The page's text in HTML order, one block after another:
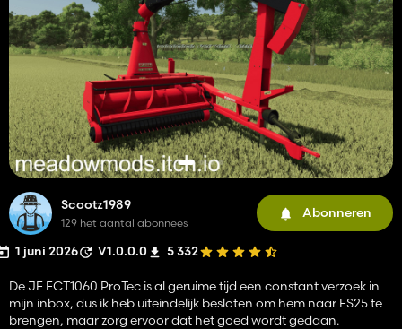
Scootz1989
129 het aantal abonnees
Abonneren
1 juni 2026 V1.0.0.0 5 332
De JF FCT1060 ProTec is al geruime tijd een constant verzoek in
mijn inbox, dus ik heb uiteindelijk besloten om hem naar FS25 te
brengen, maar zorg ervoor dat het goed wordt gedaan.